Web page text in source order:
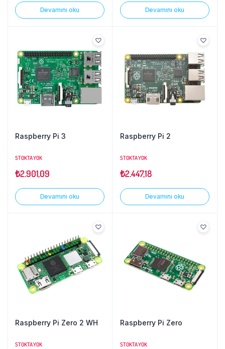
Devamını oku Devamını oku
Raspberry Pi 3
STOKTA YOK
₺2.901,09
Devamını oku
Raspberry Pi 2
STOKTA YOK
₺2.447,18
Devamını oku
Raspberry Pi Zero 2 WH
STOKTA YOK
Raspberry Pi Zero
STOKTA YOK